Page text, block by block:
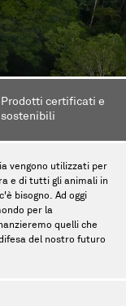
Prodotti certificati e
sostenibili
vengono utilizzati per
e di tutti gli animali in
bisogno. Ad oggi
per la
quelli che
del nostro futuro